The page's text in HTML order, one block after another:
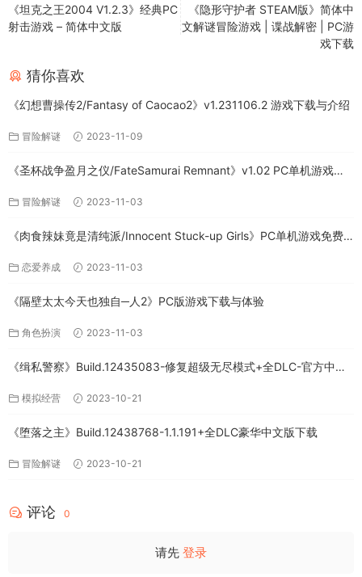
《坦克之王2004 V1.2.3》经典PC
射击游戏 – 简体中文版
《隐形守护者 STEAM版》简体中
文解谜冒险游戏 | 谍战解密 | PC游
戏下载
猜你喜欢
《幻想曹操传2/Fantasy of Caocao2》v1.231106.2 游戏下载与介绍
冒险解谜 2023-11-09
《圣杯战争盈月之仪/FateSamurai Remnant》v1.02 PC单机游戏下
冒险解谜 2023-11-03
《肉食辣妹竟是清纯派/Innocent Stuck-up Girls》PC单机游戏免费
恋爱养成 2023-11-03
《隔壁太太今天也独自─人2》PC版游戏下载与体验
角色扮演 2023-11-03
《缉私警察》Build.12435083-修复超级无尽模式+全DLC-官方中文-
模拟经营 2023-10-21
《堕落之主》Build.12438768-1.1.191+全DLC豪华中文版下载
冒险解谜 2023-10-21
评论 0
请先 登录